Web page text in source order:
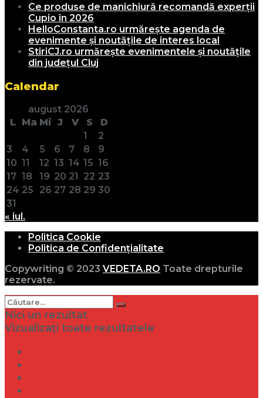
Ce produse de manichiură recomandă experții
Cupio în 2026
HelloConstanta.ro urmărește agenda de
evenimente și noutățile de interes local
StiriCJ.ro urmărește evenimentele și noutățile
din județul Cluj
Calendar
august 2026
L Ma Mi J V S
D
1
2
3
4 5 6 7 8
9
10 11 12 13 14 15 16
17 18 19 20 21 22 23
24 25 26 27 28 29 30
31
« iul.
Politica Cookie
Politica de Confidențialitate
Copywriting © 2023 VEDETA.RO Toate drepturile
rezervate.
Nici un rezultat
Vizualizați toate rezultatele